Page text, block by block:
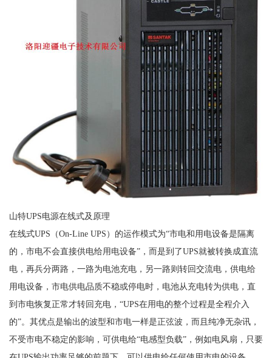
山特UPS电源在线式及原理
在线式UPS（On-Line UPS）的运作模式为“市电和用电设备是隔离
的，市电不会直接供电给用电设备”，而是到了UPS就被转换成直流
电，再兵分两路，一路为电池充电，另一路则转回交流电，供电给
用电设备，市电供电品质不稳或停电时，电池从充电转为供电，直
到市电恢复正常才转回充电，“UPS在用电的整个过程是全程介入
的”。其优点是输出的波型和市电一样是正弦波，而且纯净无杂讯，
不受市电不稳定的影响，可供电给“电感型负载”，例如电风扇，只要